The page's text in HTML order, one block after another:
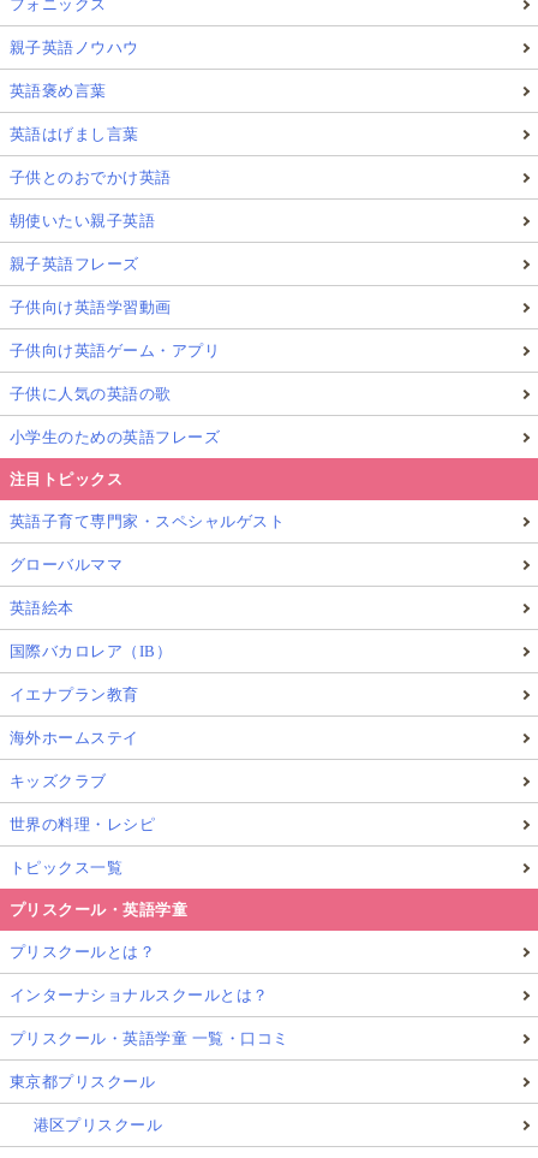
フォニックス
親子英語ノウハウ
英語褒め言葉
英語はげまし言葉
子供とのおでかけ英語
朝使いたい親子英語
親子英語フレーズ
子供向け英語学習動画
子供向け英語ゲーム・アプリ
子供に人気の英語の歌
小学生のための英語フレーズ
注目トピックス
英語子育て専門家・スペシャルゲスト
グローバルママ
英語絵本
国際バカロレア（IB）
イエナプラン教育
海外ホームステイ
キッズクラブ
世界の料理・レシピ
トピックス一覧
プリスクール・英語学童
プリスクールとは？
インターナショナルスクールとは？
プリスクール・英語学童 一覧・口コミ
東京都プリスクール
港区プリスクール